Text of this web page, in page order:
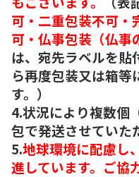
可・二重包装不可・
可・仏事包装（仏事
は、宛先ラベルを貼
ら再度包装又は箱等
す。）
4.状況により複数個
包で発送させていた
5.地球環境に配慮し
進しています。ご協